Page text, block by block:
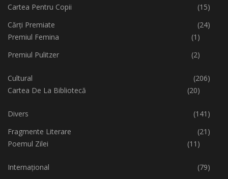
Cartea Pentru Copii
(15)
Cărți Premiate
(24)
Premiul Femina
(1)
Premiul Pulitzer
(2)
Cultural
(206)
Cartea De La Bibliotecă
(20)
Divers
(141)
Fragmente Literare
(21)
Poemul Zilei
(11)
Internațional
(79)